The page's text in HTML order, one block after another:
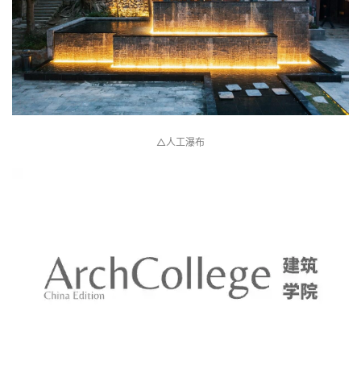
△人工瀑布